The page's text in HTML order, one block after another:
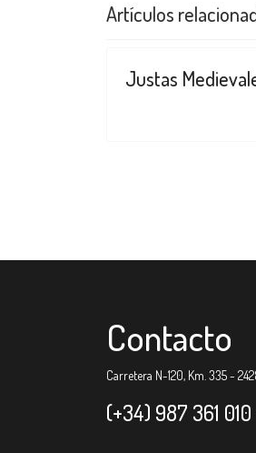
Artículos
Justas
Contacto
Carretera N-120, Km. 335 -
(+34) 987 361